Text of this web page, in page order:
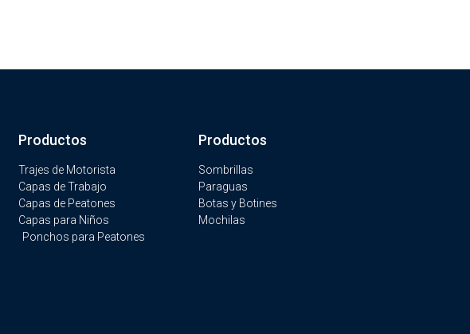
Productos
Trajes de Motorista
Capas de Trabajo
Capas de Peatones
Capas para Niños
Ponchos para Peatones
Productos
Sombrillas
Paraguas
Botas y Botines
Mochilas